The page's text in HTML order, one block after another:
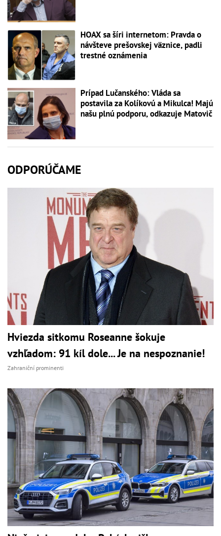
HOAX sa šíri internetom: Pravda o
návšteve prešovskej väznice, padli
trestné oznámenia
Prípad Lučanského: Vláda sa
postavila za Kolíkovú a Mikulca! Majú
našu plnú podporu, odkazuje Matovič
ODPORÚČAME
Hviezda sitkomu Roseanne šokuje
vzhľadom: 91 kíl dole... Je na nespoznanie!
Zahraniční prominenti